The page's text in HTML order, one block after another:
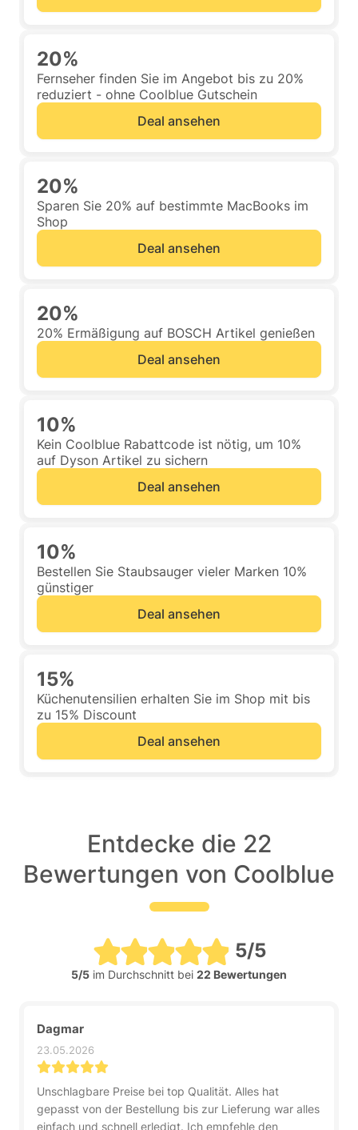
20%
Fernseher finden Sie im Angebot bis zu 20%
reduziert - ohne Coolblue Gutschein
Deal ansehen
20%
Sparen Sie 20% auf bestimmte MacBooks im
Shop
Deal ansehen
20%
20% Ermäßigung auf BOSCH Artikel genießen
Deal ansehen
10%
Kein Coolblue Rabattcode ist nötig, um 10%
auf Dyson Artikel zu sichern
Deal ansehen
10%
Bestellen Sie Staubsauger vieler Marken 10%
günstiger
Deal ansehen
15%
Küchenutensilien erhalten Sie im Shop mit bis
zu 15% Discount
Deal ansehen
Entdecke die 22
Bewertungen von Coolblue
5/5
5/5 im Durchschnitt bei 22 Bewertungen
Dagmar
23.05.2026
Unschlagbare Preise bei top Qualität. Alles hat
gepasst von der Bestellung bis zur Lieferung war alles
einfach und schnell erledigt. Ich empfehle den